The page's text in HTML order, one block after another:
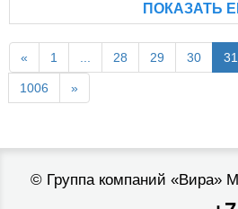
ПОКАЗАТЬ
« 1 ... 28 29 30 31
1006 »
© Группа компаний «Вира»